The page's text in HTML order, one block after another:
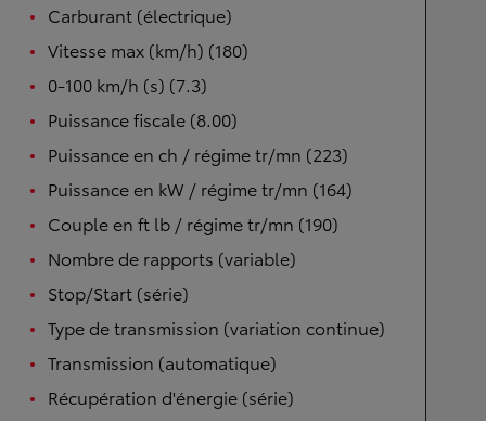
Carburant (électrique)
Vitesse max (km/h) (180)
0-100 km/h (s) (7.3)
Puissance fiscale (8.00)
Puissance en ch / régime tr/mn (223)
Puissance en kW / régime tr/mn (164)
Couple en ft lb / régime tr/mn (190)
Nombre de rapports (variable)
Stop/Start (série)
Type de transmission (variation continue)
Transmission (automatique)
Récupération d'énergie (série)